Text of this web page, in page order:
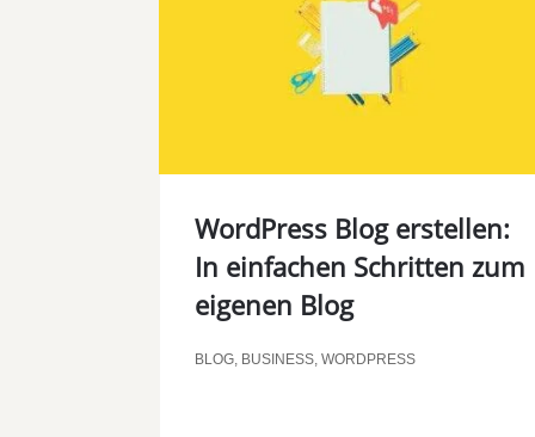
WordPress Blog erstellen:
In einfachen Schritten zum
eigenen Blog
BLOG, BUSINESS,WORDPRESS